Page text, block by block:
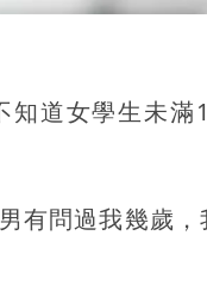
知道女學生未滿
有問過我幾歲，